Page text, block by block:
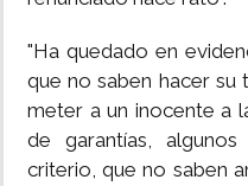
"Ha quedado en
que no saben hacer su
meter a un inocente a
de garantías,
criterio, que no saben